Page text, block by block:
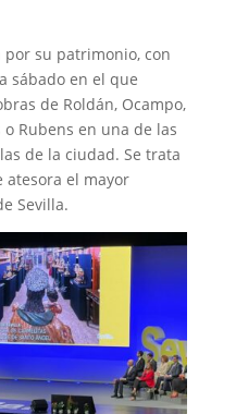
su patrimonio, con
sábado en el que
de Roldán, Ocampo,
Rubens en una de las
de la ciudad. Se trata
atesora el mayor
Sevilla.